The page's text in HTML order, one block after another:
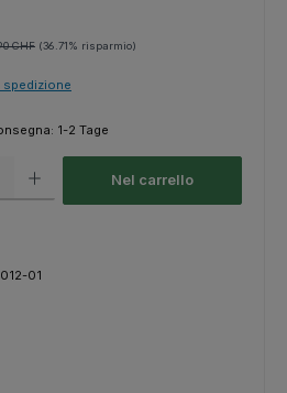
normale:
CHF (36.71% risparmio)
spedizione
1-2 Tage
Nel carrello
01